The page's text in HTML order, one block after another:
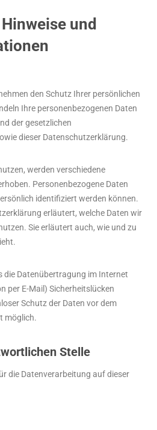
und
den Schutz Ihrer persönlichen
Ihre personenbezogenen Daten
der gesetzlichen
dieser Datenschutzerklärung.
werden verschiedene
Personenbezogene Daten
identifiziert werden können.
erläutert, welche Daten wir
Sie erläutert auch, wie und zu
die Datenübertragung im Internet
per E-Mail) Sicherheitslücken
Schutz der Daten vor dem
möglich.
Stelle
die Datenverarbeitung auf dieser